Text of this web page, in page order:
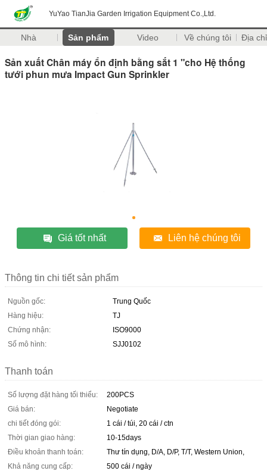
YuYao TianJia Garden Irrigation Equipment Co.,Ltd.
Nhà Sản phẩm Video Về chúng tôi Địa
Sản xuất Chân máy ổn định bằng sắt 1 "cho Hệ thống
tưới phun mưa Impact Gun Sprinkler
Giá tốt nhất Liên hệ chúng tôi
Thông tin chi tiết sản phẩm
Nguồn gốc:
Trung Quốc
Hàng hiệu:
TJ
Chứng nhận:
ISO9000
Số mô hình:
SJJ0102
Thanh toán
Số lượng đặt hàng tối thiểu:
200PCS
Giá bán:
Negotiate
chi tiết đóng gói:
1 cái / túi, 20 cái / ctn
Thời gian giao hàng:
10-15days
Điều khoản thanh toán:
Thư tín dụng, D/A, D/P, T/T, Western Union,
Khả năng cung cấp:
500 cái / ngày